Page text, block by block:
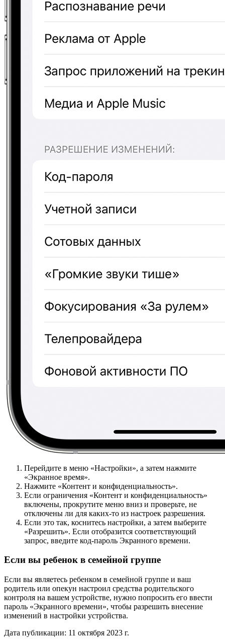
Перейдите в меню «Настройки», а затем нажмите
«Экранное время».
Нажмите «Контент и конфиденциальность».
Если ограничения «Контент и конфиденциальность»
включены, прокрутите меню вниз и проверьте, не
отключены ли для каких-то из настроек разрешения.
Если это так, коснитесь настройки, а затем выберите
«Разрешить». Если отобразится соответствующий
запрос, введите код-пароль Экранного времени.
Если вы ребенок в семейной группе
Если вы являетесь ребенком в семейной группе и ваш
родитель или опекун настроил средства родительского
контроля на вашем устройстве, нужно попросить его ввести
пароль «Экранного времени», чтобы разрешить внесение
изменений в настройки устройства.
Дата публикации: 11 октября 2023 г.